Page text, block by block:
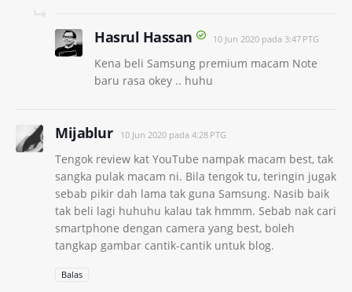
Hasrul Hassan 10 Jun 2020 pada 3:47 PTG
Kena beli Samsung premium macam Note
baru rasa okey .. huhu
Mijablur 10 Jun 2020 pada 4:28 PTG
Tengok review kat YouTube nampak macam best, tak
sangka pulak macam ni. Bila tengok tu, teringin jugak
sebab pikir dah lama tak guna Samsung. Nasib baik
tak beli lagi huhuhu kalau tak hmmm. Sebab nak cari
smartphone dengan camera yang best, boleh
tangkap gambar cantik-cantik untuk blog.
Balas